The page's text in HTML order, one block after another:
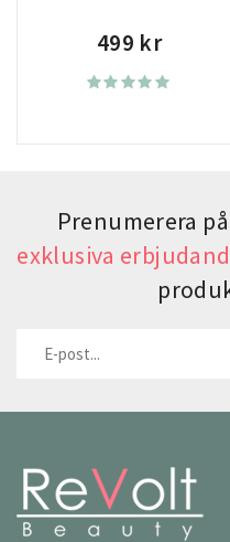
499 kr
Prenumerera
exklusiva